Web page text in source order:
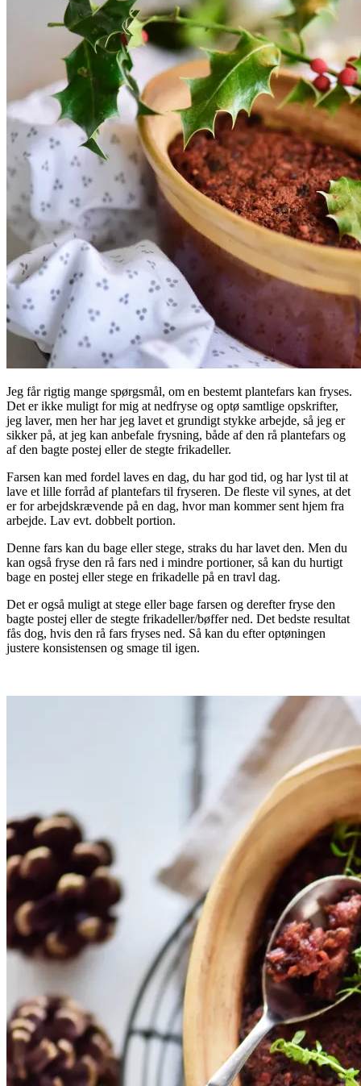
Jeg får rigtig mange spørgsmål, om en bestemt plantefars kan fryses.
Det er ikke muligt for mig at nedfryse og optø samtlige opskrifter,
jeg laver, men her har jeg lavet et grundigt stykke arbejde, så jeg er
sikker på, at jeg kan anbefale frysning, både af den rå plantefars og
af den bagte postej eller de stegte frikadeller.
Farsen kan med fordel laves en dag, du har god tid, og har lyst til at
lave et lille forråd af plantefars til fryseren. De fleste vil synes, at det
er for arbejdskrævende på en dag, hvor man kommer sent hjem fra
arbejde. Lav evt. dobbelt portion.
Denne fars kan du bage eller stege, straks du har lavet den. Men du
kan også fryse den rå fars ned i mindre portioner, så kan du hurtigt
bage en postej eller stege en frikadelle på en travl dag.
Det er også muligt at stege eller bage farsen og derefter fryse den
bagte postej eller de stegte frikadeller/bøffer ned. Det bedste resultat
fås dog, hvis den rå fars fryses ned. Så kan du efter optøningen
justere konsistensen og smage til igen.